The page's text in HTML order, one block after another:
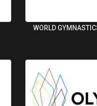
WORLD